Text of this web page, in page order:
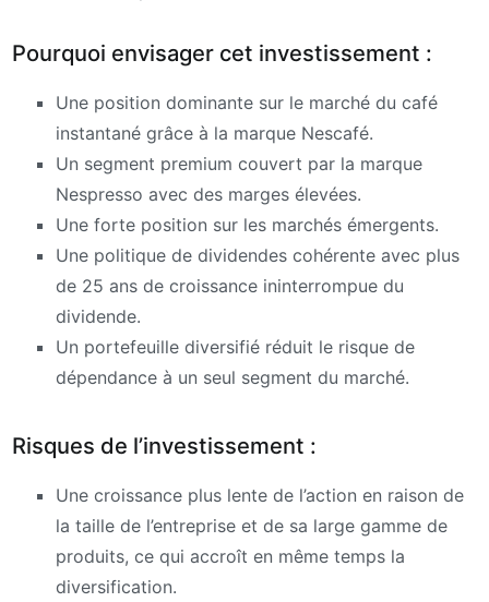
Pourquoi envisager cet investissement :
Une position dominante sur le marché du café
instantané grâce à la marque Nescafé.
Un segment premium couvert par la marque
Nespresso avec des marges élevées.
Une forte position sur les marchés émergents.
Une politique de dividendes cohérente avec plus
de 25 ans de croissance ininterrompue du
dividende.
Un portefeuille diversifié réduit le risque de
dépendance à un seul segment du marché.
Risques de l’investissement :
Une croissance plus lente de l’action en raison de
la taille de l’entreprise et de sa large gamme de
produits, ce qui accroît en même temps la
diversification.